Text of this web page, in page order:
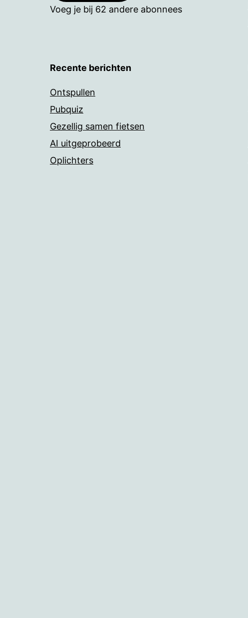
Voeg je bij 62 andere abonnees
Recente berichten
Ontspullen
Pubquiz
Gezellig samen fietsen
AI uitgeprobeerd
Oplichters